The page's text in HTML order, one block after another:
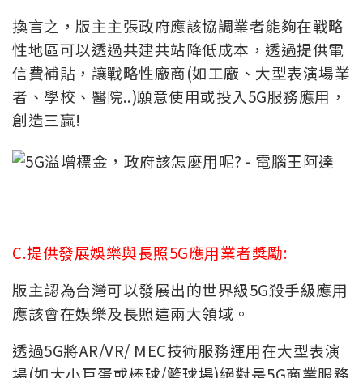
換言之，版主主張政府應該協調業者能夠在戰略
性地區可以透過共建共站降低成本，透過提供電
信費補貼，讓戰略性廠商(如工廠、大型表演場業
者、學校、醫院..)願意使用或投入5G服務應用，
創造三贏!
C.提供發展娛樂與長照5G應用業者獎勵:
版主認為台灣可以發展出的世界級5G殺手級應用
應該會在娛樂及長照這兩大領域。
透過5G將AR/VR/ MEC技術服務運用在大型表演
場(如大小巨蛋或棒球/籃球場)絕對是5G商業服務